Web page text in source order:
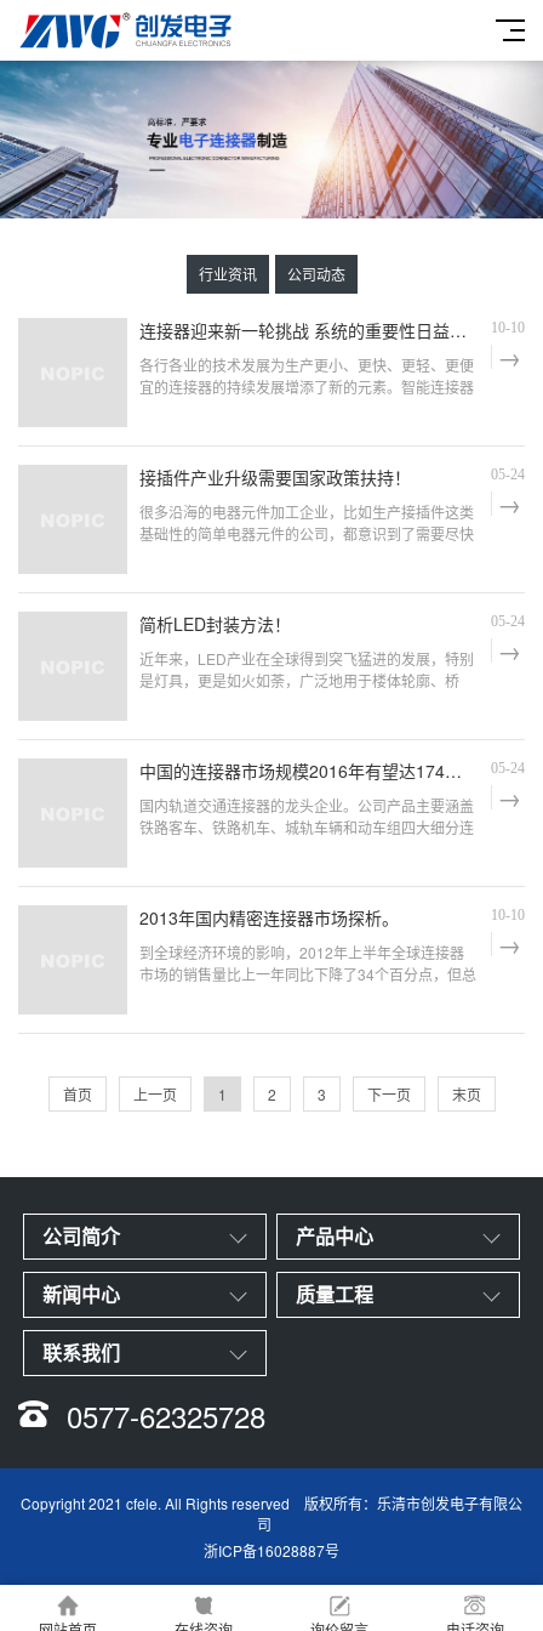
行业资讯 公司动态
连接器迎来新一轮挑战 系统的重要性日益提升 10-10
各行各业的技术发展为生产更小、更快、更轻、更便
宜的连接器的持续发展增添了新的元素。智能连接器
为用户提供更多反馈。这里存在很多的挑战。
接插件产业升级需要国家政策扶持！ 05-24
很多沿海的电器元件加工企业，比如生产接插件这类
基础性的简单电器元件的公司，都意识到了需要尽快
简析LED封装方法！ 05-24
近年来，LED产业在全球得到突飞猛进的发展，特别
是灯具，更是如火如荼，广泛地用于楼体轮廓、桥
富的经验，为大家讲解LED封装方法及运用领域。
中国的连接器市场规模2016年有望达174亿美元。 05-24
国内轨道交通连接器的龙头企业。公司产品主要涵盖
铁路客车、铁路机车、城轨车辆和动车组四大细分连
交通连接器市占率19%,国内排名第一。
2013年国内精密连接器市场探析。 10-10
到全球经济环境的影响，2012年上半年全球连接器
市场的销售量比上一年同比下降了34个百分点，但总
首页 上一页 1 2 3 下一页 末页
公司简介 产品中心
新闻中心 质量工程
联系我们
0577-62325728
Copyright 2021 cfele. All Rights reserved 版权所有：乐清市创发电子有限公
司
浙ICP备16028887号